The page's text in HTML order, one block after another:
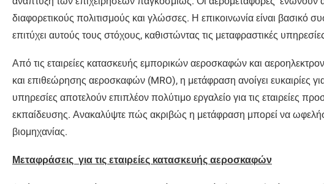
διαφορετικούς πολιτισμούς και γλώσσες. Η επικοινωνία είναι βασικό
επιτύχει αυτούς τους στόχους, καθιστώντας τις μεταφραστικές
Από τις εταιρείες κατασκευής εμπορικών αεροσκαφών και
και επιθεώρησης αεροσκαφών (MRO), η μετάφραση ανοίγει ευκαιρίες
υπηρεσίες αποτελούν επιπλέον πολύτιμο εργαλείο για τις εταιρείες
εκπαίδευσης. Ανακαλύψτε πώς ακριβώς η μετάφραση μπορεί να
βιομηχανίας.
Μεταφράσεις για τις εταιρείες κατασκευής αεροσκαφών